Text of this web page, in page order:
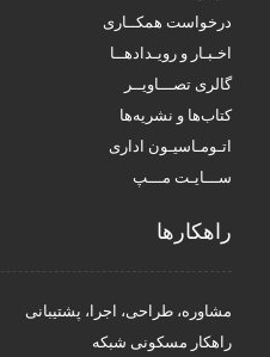
درخواست همکــاری
اخـبـار و رویـدادهــا
گالری تصـــاویــر
کتاب‌ها و نشریه‌ها
اتـومـاسیـون اداری
ســـایـت مـــپ
راهکار‌ها
مشاوره، طراحی، اجرا، پشتیبانی
راهکار مسکونی شبکه